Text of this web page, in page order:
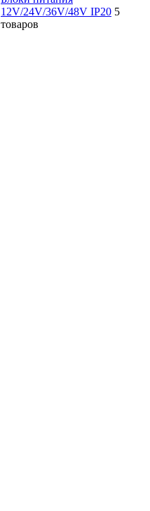
12V/24V/36V/48V IP20 5
товаров